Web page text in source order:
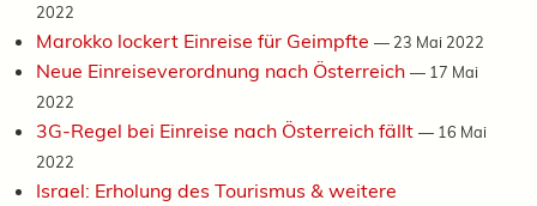
2022
Marokko lockert Einreise für Geimpfte — 23 Mai 2022
Neue Einreiseverordnung nach Österreich — 17 Mai
2022
3G-Regel bei Einreise nach Österreich fällt — 16 Mai
2022
Israel: Erholung des Tourismus & weitere